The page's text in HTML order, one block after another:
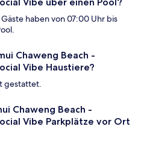
haben von 07:00 Uhr bis
Chaweng Beach -
Vibe Haustiere?
gestattet.
Chaweng Beach -
Vibe Parkplätze vor Ort